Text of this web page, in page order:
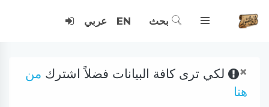
بحث EN عربي
× لكي ترى كافة البيانات فضلاً اشترك من
هنا